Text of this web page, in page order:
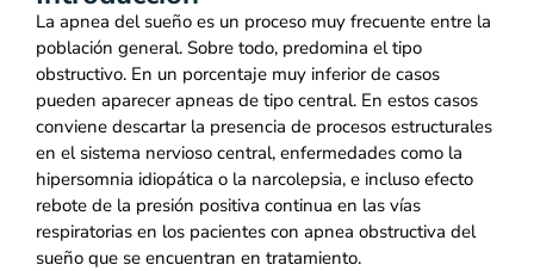
La apnea del sueño es un proceso muy frecuente entre la
población general. Sobre todo, predomina el tipo
obstructivo. En un porcentaje muy inferior de casos
pueden aparecer apneas de tipo central. En estos casos
conviene descartar la presencia de procesos estructurales
en el sistema nervioso central, enfermedades como la
hipersomnia idiopática o la narcolepsia, e incluso efecto
rebote de la presión positiva continua en las vías
respiratorias en los pacientes con apnea obstructiva del
sueño que se encuentran en tratamiento.